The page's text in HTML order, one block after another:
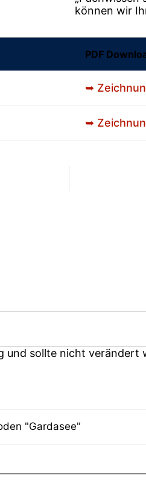
können wir
PDF
➥
➥
und sollte nicht verändert